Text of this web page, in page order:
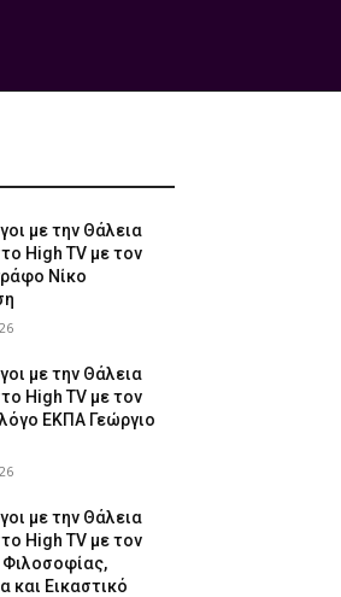
με την Θάλεια
High TV με τον
Νίκο
με την Θάλεια
High TV με τον
ΕΚΠΑ Γεώργιο
με την Θάλεια
High TV με τον
Φιλοσοφίας,
και Εικαστικό